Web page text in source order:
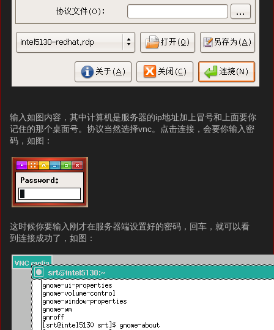
输入如图内容，其中计算机是服务器的ip地址加上冒号和上面要你
记住的那个桌面号。协议当然选择vnc。点击连接，会要你输入密
码，如图：
这时候你要输入刚才在服务器端设置好的密码，回车，就可以看
到连接成功了，如图：